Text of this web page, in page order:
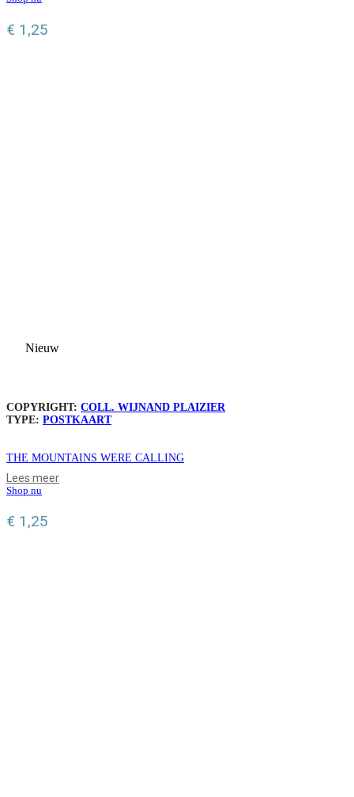
€ 1,25
Nieuw
COPYRIGHT: COLL. WIJNAND PLAIZIER
TYPE: POSTKAART
THE MOUNTAINS WERE CALLING
Lees meer
Shop nu
€ 1,25